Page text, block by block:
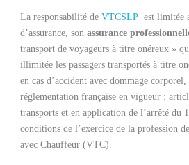
La responsabilité de VTCSLP est limitée
d’assurance, son assurance
transport de voyageurs à titre onéreux »
illimitée les passagers transportés à titre
en cas d’accident avec dommage
réglementation française en vigueur :
transports et en application de l’arrêté du
conditions de l’exercice de la profession
avec Chauffeur (VTC).